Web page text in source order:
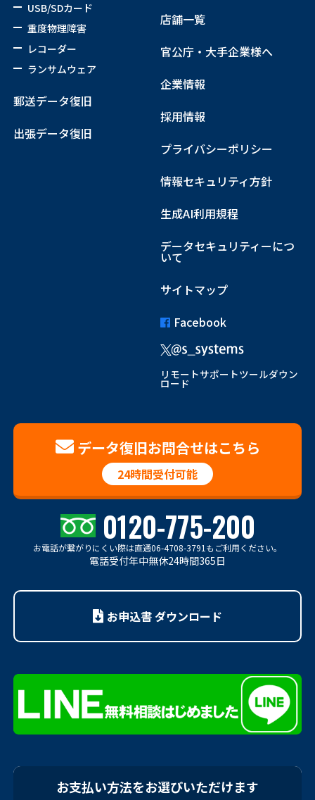
USB/SDカード
重度物理障害
レコーダー
ランサムウェア
郵送データ復旧
出張データ復旧
店舗一覧
官公庁・大手企業様へ
企業情報
採用情報
プライバシーポリシー
情報セキュリティ方針
生成AI利用規程
データセキュリティーにつ
いて
サイトマップ
Facebook
リモートサポートツールダウン
ロード
データ復旧お問合せはこちら
24時間受付可能
0120-775-200
お電話が繋がりにくい際は直通06-4708-3791もご利用ください。
電話受付年中無休24時間365日
お申込書 ダウンロード
お支払い方法をお選びいただけます